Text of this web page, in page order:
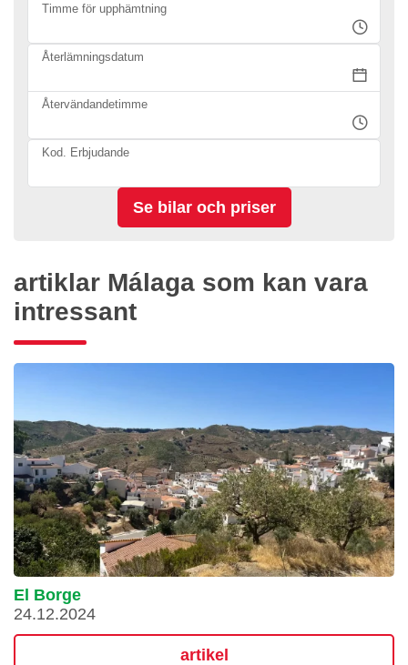
Timme för upphämtning
Återlämningsdatum
Återvändandetimme
Kod. Erbjudande
artiklar Málaga som kan vara
intressant
El Borge
24.12.2024
artikel